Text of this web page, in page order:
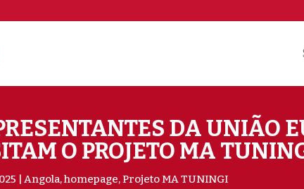
DA UNIÃO
O PROJETO MA
Angola,homepage,Projeto MA TUNINGI